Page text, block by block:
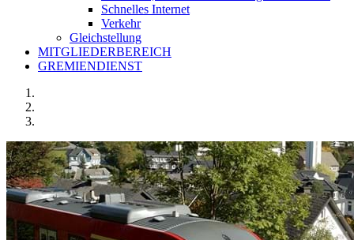
Schnelles Internet
Verkehr
Gleichstellung
MITGLIEDERBEREICH
GREMIENDIENST